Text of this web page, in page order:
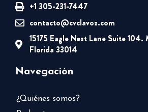
+1 305-231-7447
contacto@cvclavoz.com
15175 Eagle Nest Lane Suite 104.
Florida 33014
Navegación
¿Quiénes somos?